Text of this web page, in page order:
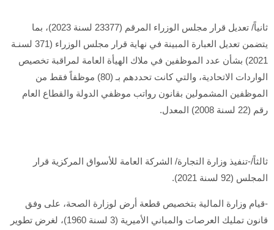
ثانياً/ تعديل قرار مجلس الوزراء المرقم (23377 لسنة 2023)، بما
يتضمن تعديل العبارة المبينة في نهاية قرار مجلس الوزراء (371 لسنـة
2021) بشأن عدد الموظفين في ملاك الهيأة العامة لمراقبة تخصيص
الواردات الاتحادية، والتي كانت تحددهم بـ (80) موظفاً فقط من
الموظفين المشمولين بقانون رواتب موظفي الدولة والقطاع العام
رقم (22 لسنة 2008) المعدل.
ثالثاً/-تنفيذ وزارة التجارة/ الشركة العامة للأسواق المركزية قرار
المجلس (92 لسنة 2021).
-قيام وزارة المالية بتخصيص قطعة أرض لوزارة الصحة، على وفق
قانون تمليك العرصات والمباني الأميرية (3 لسنة 1960)، لغرض تطوير